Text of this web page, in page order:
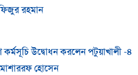
রহমান
উদ্বোধন করলেন পটুয়াখালী -৪
হোসেন